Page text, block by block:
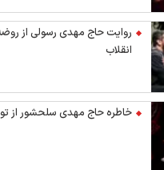
روایت حاج مهدی رسولی از روضه
انقلاب
خاطره حاج مهدی سلحشور از